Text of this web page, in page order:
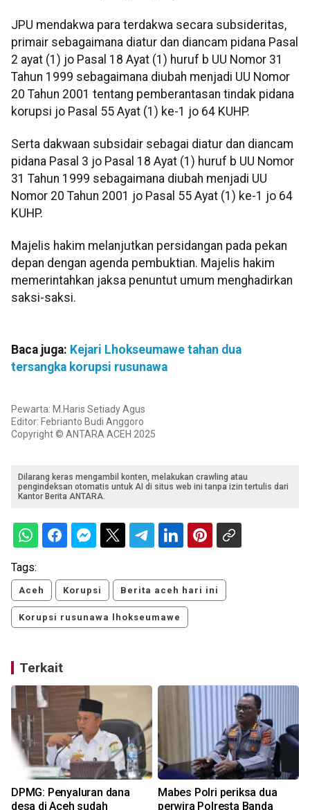
JPU mendakwa para terdakwa secara subsideritas,
primair sebagaimana diatur dan diancam pidana Pasal
2 ayat (1) jo Pasal 18 Ayat (1) huruf b UU Nomor 31
Tahun 1999 sebagaimana diubah menjadi UU Nomor
20 Tahun 2001 tentang pemberantasan tindak pidana
korupsi jo Pasal 55 Ayat (1) ke-1 jo 64 KUHP.
Serta dakwaan subsidair sebagai diatur dan diancam
pidana Pasal 3 jo Pasal 18 Ayat (1) huruf b UU Nomor
31 Tahun 1999 sebagaimana diubah menjadi UU
Nomor 20 Tahun 2001 jo Pasal 55 Ayat (1) ke-1 jo 64
KUHP.
Majelis hakim melanjutkan persidangan pada pekan
depan dengan agenda pembuktian. Majelis hakim
memerintahkan jaksa penuntut umum menghadirkan
saksi-saksi.
Baca juga: Kejari Lhokseumawe tahan dua
tersangka korupsi rusunawa
Pewarta: M.Haris Setiady Agus
Editor: Febrianto Budi Anggoro
Copyright © ANTARA ACEH 2025
Dilarang keras mengambil konten, melakukan crawling atau
pengindeksan otomatis untuk AI di situs web ini tanpa izin tertulis dari
Kantor Berita ANTARA.
Tags:
Aceh Korupsi Berita aceh hari ini
Korupsi rusunawa lhokseumawe
Terkait
DPMG: Penyaluran dana
desa di Aceh sudah
Mabes Polri periksa dua
perwira Polresta Banda